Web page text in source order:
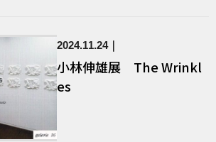
2024.11.24
小林伸雄展 The Wrinkl
es